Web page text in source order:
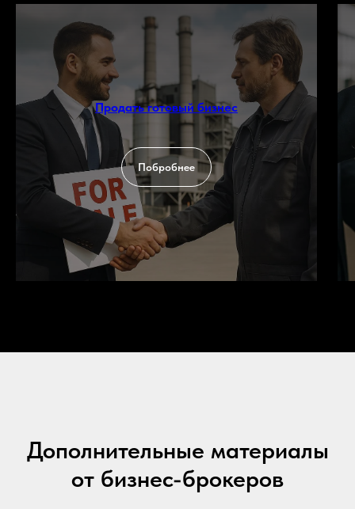
Продать готовый бизнес
Побробнее
Дополнительные материалы
от бизнес-брокеров